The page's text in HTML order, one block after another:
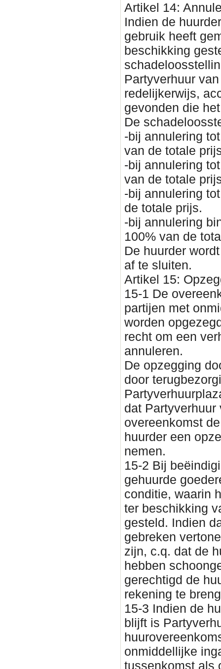
Artikel 14:
Indien de
gebruik heeft
beschikking
Partyverhuur
redelijkerwijs,
gevonden die
De
-bij annulering
van de totale
-bij annulering
van de totale
-bij annulering
de totale prijs.
-bij annulering
100% van de
De huurder
af te sluiten.
Artikel 15:
15-1 De
partijen met
worden
recht om een
annuleren.
De opzegging
door
dat
overeenkomst
huurder een
nemen.
15-2 Bij
gehuurde
conditie, waarin
ter beschikking
gesteld. Indien
gebreken
zijn, c.q. dat de
hebben
gerechtigd de
rekening te
15-3 Indien de
blijft is
onmiddellijke
tussenkomst als